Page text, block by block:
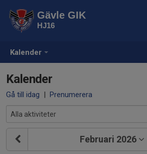
Kalender
Gävle GIK
HJ16
Kalender
Gå till idag | Prenumerera
Februari 2026